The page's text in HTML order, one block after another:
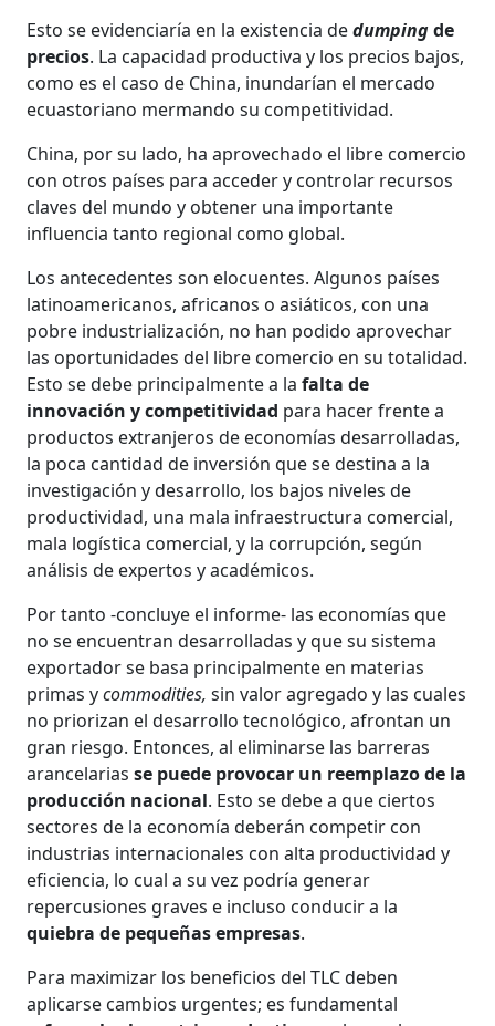
Esto se evidenciaría en la existencia dedumpingde
precios. La capacidad productiva y los precios bajos,
como es el caso de China, inundarían el mercado
ecuastoriano mermando su competitividad.
China, por su lado, ha aprovechado el libre comercio
con otros países para acceder y controlar recursos
claves del mundo y obtener una importante
influencia tanto regional como global.
Los antecedentes son elocuentes. Algunos países
latinoamericanos, africanos o asiáticos, con una
pobre industrialización, no han podido aprovechar
las oportunidades del libre comercio en su totalidad.
Esto se debe principalmente a la falta de
innovación y competitividad para hacer frente a
productos extranjeros de economías desarrolladas,
la poca cantidad de inversión que se destina a la
investigación y desarrollo, los bajos niveles de
productividad, una mala infraestructura comercial,
mala logística comercial, y la corrupción, según
análisis de expertos y académicos.
Por tanto -concluye el informe- las economías que
no se encuentran desarrolladas y que su sistema
exportador se basa principalmente en materias
primas ycommodities, sin valor agregado y las cuales
no priorizan el desarrollo tecnológico, afrontan un
gran riesgo. Entonces, al eliminarse las barreras
arancelariasse puede provocar un reemplazo de la
producción nacional. Esto se debe a que ciertos
sectores de la economía deberán competir con
industrias internacionales con alta productividad y
eficiencia, lo cual a su vez podría generar
repercusiones graves e incluso conducir a la
quiebra de pequeñas empresas.
Para maximizar los beneficios del TLC deben
aplicarse cambios urgentes; es fundamental